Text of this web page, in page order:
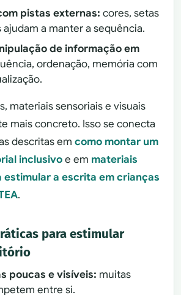
pistas externas: cores, setas
ajudam a manter a sequência.
de informação em
ordenação, memória com
materiais sensoriais e visuais
mais concreto. Isso se conecta
descritas emcomo montar um
inclusivoe em materiais
estimular a escrita em crianças
.
para estimular
poucas e visíveis: muitas
entre si.